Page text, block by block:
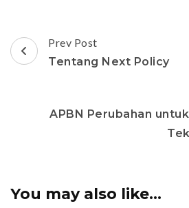
Post
Navigation
Prev Post
Tentang Next Policy
APBN Perubahan
You may also like...